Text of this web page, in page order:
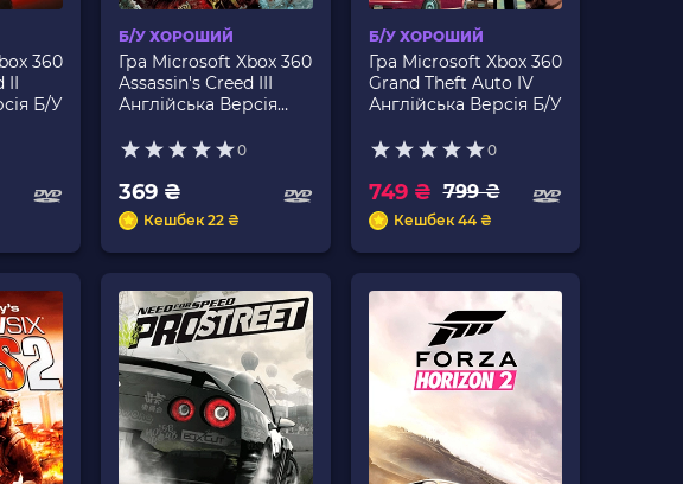
360
II
Б/У
Б/У ХОРОШИЙ
Гра Microsoft Xbox 360
Assassin's Creed III
Англійська Версія
0
369 ₴
Кешбек 22 ₴
Б/У ХОРОШИЙ
Гра Microsoft Xbox 360
Grand Theft Auto IV
Англійська Версія Б/У
0
799 ₴
749 ₴
Кешбек 44 ₴